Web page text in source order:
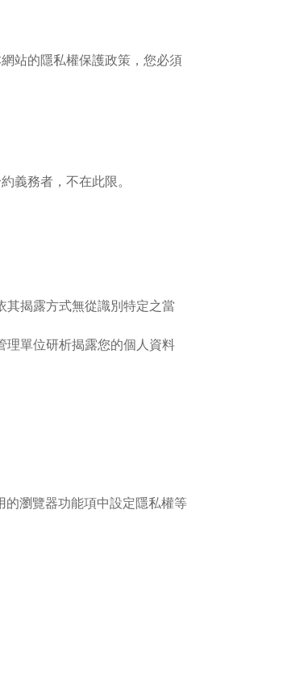
站的隱私權保護政策，您必須
義務者，不在此限。
揭露方式無從識別特定之當
理單位研析揭露您的個人資料
瀏覽器功能項中設定隱私權等